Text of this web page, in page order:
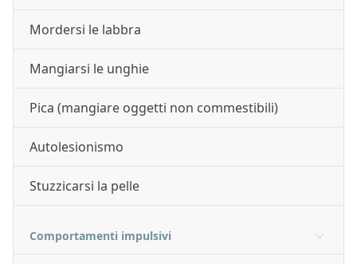
Mordersi le labbra
Mangiarsi le unghie
Pica (mangiare oggetti non commestibili)
Autolesionismo
Stuzzicarsi la pelle
Comportamenti impulsivi